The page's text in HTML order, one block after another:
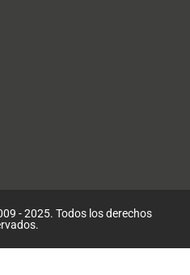
- 2025. Todos los derechos